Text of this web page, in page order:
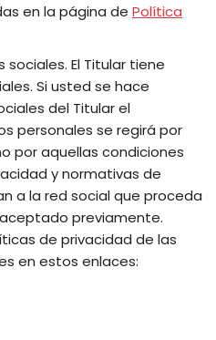
en la página de Política
El Titular tiene
Si usted se hace
del Titular el
personales se regirá por
por aquellas condiciones
y normativas de
a la red social que proceda
previamente.
de privacidad de las
en estos enlaces: